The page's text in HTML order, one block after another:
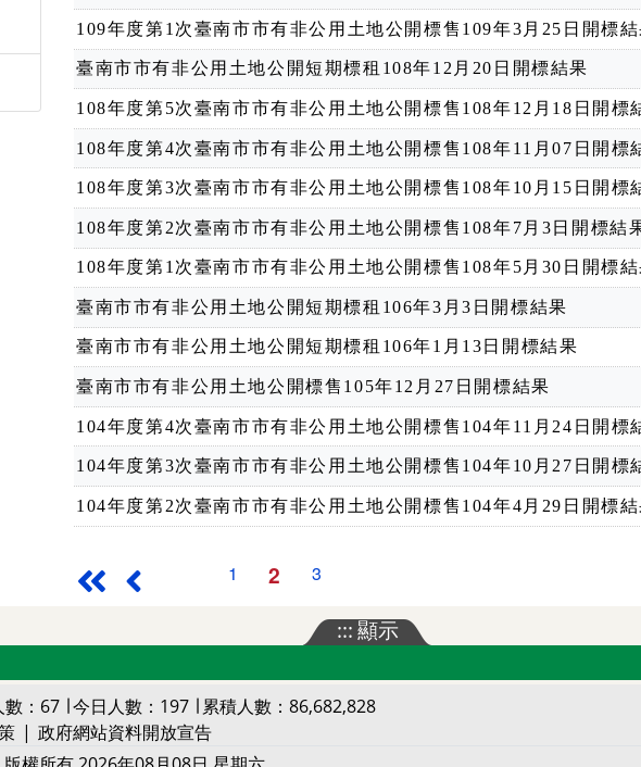
109年度第1次臺南市市有非公用土地公開標售109年3月25日開標結
臺南市市有非公用土地公開短期標租108年12月20日開標結果
108年度第5次臺南市市有非公用土地公開標售108年12月18日開標
108年度第4次臺南市市有非公用土地公開標售108年11月07日開標
108年度第3次臺南市市有非公用土地公開標售108年10月15日開標
108年度第2次臺南市市有非公用土地公開標售108年7月3日開標結
108年度第1次臺南市市有非公用土地公開標售108年5月30日開標結
臺南市市有非公用土地公開短期標租106年3月3日開標結果
臺南市市有非公用土地公開短期標租106年1月13日開標結果
臺南市市有非公用土地公開標售105年12月27日開標結果
104年度第4次臺南市市有非公用土地公開標售104年11月24日開標
104年度第3次臺南市市有非公用土地公開標售104年10月27日開標
104年度第2次臺南市市有非公用土地公開標售104年4月29日開標結
最前頁 1 2 3
:::顯示
：67 ∣ 今日人數：197 ∣ 累積人數：86,682,828
| 政府網站資料開放宣告